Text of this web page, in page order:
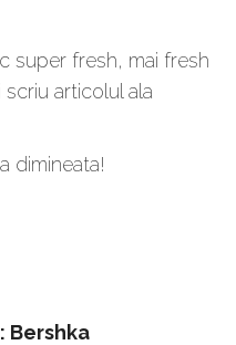
super fresh, mai fresh
articolul ala
dimineata!
Bershka